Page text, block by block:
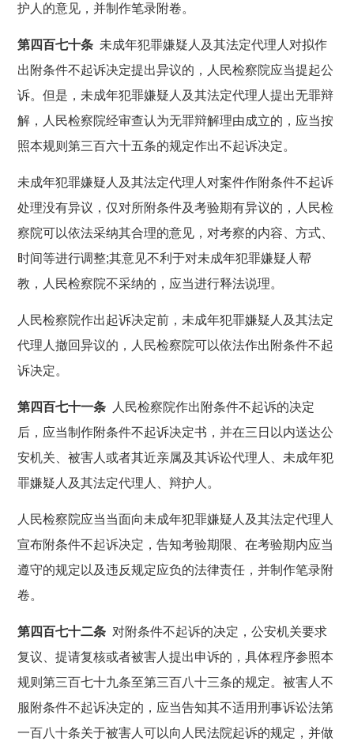
护人的意见，并制作笔录附卷。
第四百七十条 未成年犯罪嫌疑人及其法定代理人对拟作
出附条件不起诉决定提出异议的，人民检察院应当提起公
诉。但是，未成年犯罪嫌疑人及其法定代理人提出无罪辩
解，人民检察院经审查认为无罪辩解理由成立的，应当按
照本规则第三百六十五条的规定作出不起诉决定。
未成年犯罪嫌疑人及其法定代理人对案件作附条件不起诉
处理没有异议，仅对所附条件及考验期有异议的，人民检
察院可以依法采纳其合理的意见，对考察的内容、方式、
时间等进行调整;其意见不利于对未成年犯罪嫌疑人帮
教，人民检察院不采纳的，应当进行释法说理。
人民检察院作出起诉决定前，未成年犯罪嫌疑人及其法定
代理人撤回异议的，人民检察院可以依法作出附条件不起
诉决定。
第四百七十一条 人民检察院作出附条件不起诉的决定
后，应当制作附条件不起诉决定书，并在三日以内送达公
安机关、被害人或者其近亲属及其诉讼代理人、未成年犯
罪嫌疑人及其法定代理人、辩护人。
人民检察院应当当面向未成年犯罪嫌疑人及其法定代理人
宣布附条件不起诉决定，告知考验期限、在考验期内应当
遵守的规定以及违反规定应负的法律责任，并制作笔录附
卷。
第四百七十二条 对附条件不起诉的决定，公安机关要求
复议、提请复核或者被害人提出申诉的，具体程序参照本
规则第三百七十九条至第三百八十三条的规定。被害人不
服附条件不起诉决定的，应当告知其不适用刑事诉讼法第
一百八十条关于被害人可以向人民法院起诉的规定，并做